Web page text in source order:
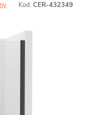
Kod: CER-432349